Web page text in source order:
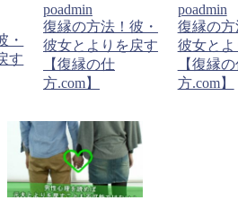
・
す
poadmin
復縁の方法！彼・
彼女とよりを戻す
【復縁の仕
方.com】
poadmin
復縁の方
彼女と
【復縁
方.com】